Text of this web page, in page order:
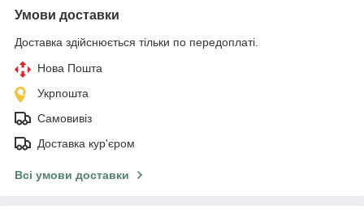
Умови доставки
Доставка здійснюється тільки по передоплаті.
Нова Пошта
Укрпошта
Самовивіз
Доставка кур'єром
Всі умови доставки